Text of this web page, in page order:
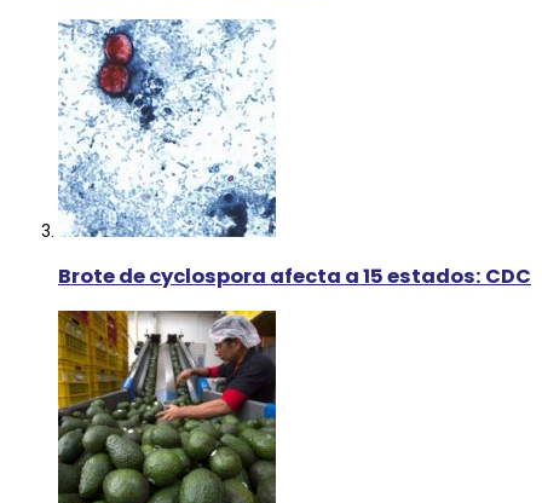
Brote de cyclospora afecta a 15 estados: CDC